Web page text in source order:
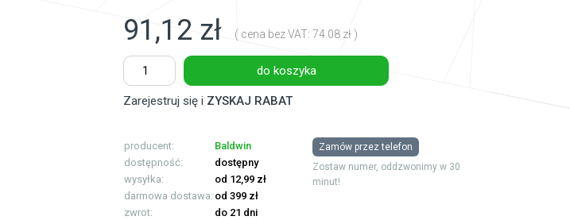
91,12 zł
( cena bez VAT: 74.08 zł )
do koszyka
Zarejestruj się i ZYSKAJ RABAT
producent:
Baldwin
dostępność:
dostępny
wysyłka:
od 12,99 zł
darmowa dostawa: od 399 zł
zwrot:
do 21 dni
Zamów przez telefon
Zostaw numer, oddzwonimy w 30
minut!